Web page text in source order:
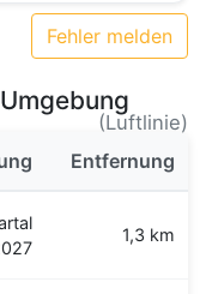
Fehler melden
(Luftlinie)
Entfernung
1,3 km